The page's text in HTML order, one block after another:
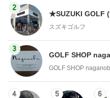
2
★SUZUKI GOLF
スズキゴルフ
3
GOLF SHOP
GOLF SHOP
4 5 6